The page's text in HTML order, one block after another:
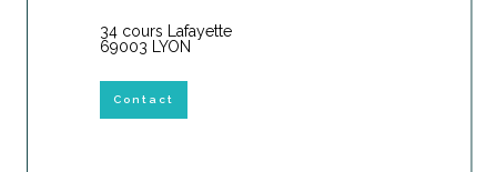
34 cours Lafayette
69003 LYON
Contact